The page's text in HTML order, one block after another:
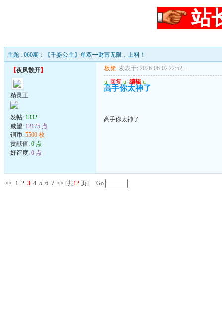
站
主题 : 060期：【千姿公主】单双━财富无限，上料！
【夜风散开】
精灵王
发帖: 1332
威望: 12175 点
铜币: 5500 枚
贡献值: 0 点
好评度: 0 点
板凳 发表于: 2026-06-02 22:52 ---
u 回复 u 编辑 u
高手你太神了
高手你太神了
<< 1 2 3 4 5 6 7 >> [共12 页] Go